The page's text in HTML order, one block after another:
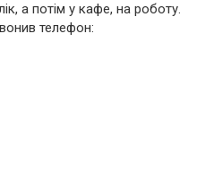
а потім у кафе, на роботу.
телефон: